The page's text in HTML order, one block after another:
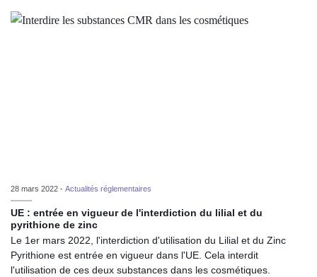
28 mars 2022 - Actualités réglementaires
UE : entrée en vigueur de l'interdiction du lilial et du
pyrithione de zinc
Le 1er mars 2022, l'interdiction d'utilisation du Lilial et du Zinc
Pyrithione est entrée en vigueur dans l'UE. Cela interdit
l'utilisation de ces deux substances dans les cosmétiques.